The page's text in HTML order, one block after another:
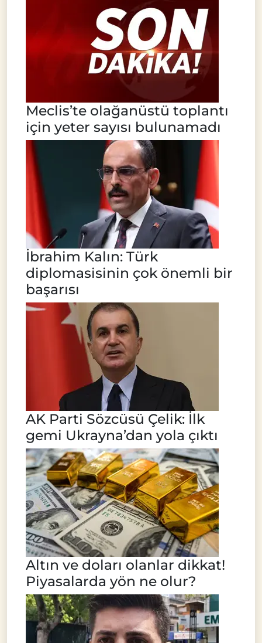
Meclis’te olağanüstü toplantı
için yeter sayısı bulunamadı
İbrahim Kalın: Türk
diplomasisinin çok önemli bir
başarısı
AK Parti Sözcüsü Çelik: İlk
gemi Ukrayna’dan yola çıktı
Altın ve doları olanlar dikkat!
Piyasalarda yön ne olur?